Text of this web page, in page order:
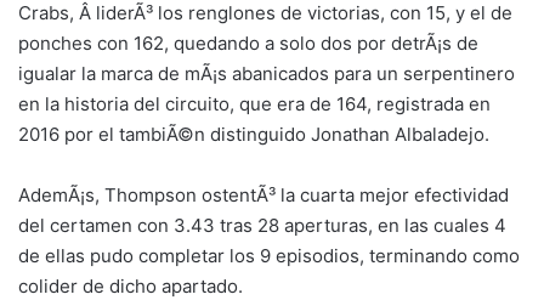
Crabs, Â liderÃ³ los renglones de victorias, con 15, y el de
ponches con 162, quedando a solo dos por detrÃ¡s de
igualar la marca de mÃ¡s abanicados para un serpentinero
en la historia del circuito, que era de 164, registrada en
2016 por el tambiÃ©n distinguido Jonathan Albaladejo.
AdemÃ¡s, Thompson ostentÃ³ la cuarta mejor efectividad
del certamen con 3.43 tras 28 aperturas, en las cuales 4
de ellas pudo completar los 9 episodios, terminando como
colider de dicho apartado.